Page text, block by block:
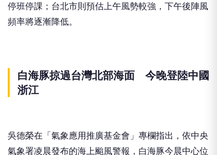
停班停課；台北市則預估上午風勢較強，下午後陣風
頻率將逐漸降低。
白海豚掠過台灣北部海面 今晚登陸中國
浙江
吳德榮在「氣象應用推廣基金會」專欄指出，依中央
氣象署凌晨發布的海上颱風警報，白海豚今晨中心位